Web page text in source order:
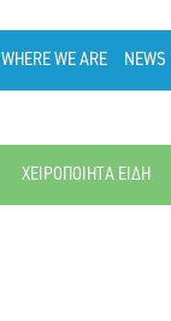
WHERE WE ARE NEWS
ΧΕΙΡΟΠΟΙΗΤΑ ΕΙΔΗ